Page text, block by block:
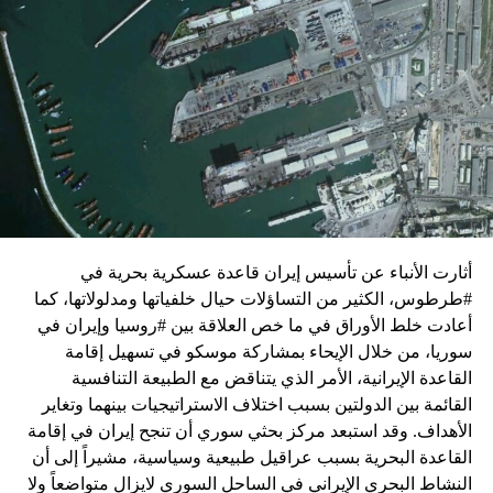
واشنطن للدفع بالمفاوضات والتوصل إلى اتفاق لوقف لإطلاق
النار في غزة.
ويبدو أن نتنياهو استبق زيارة بلينكن لإسرائيل بالتأكيد على أن
الضغوط يجب أن تتوجه إلى حماس، وليس على حكومته.
كما وقال بيان من مكتب نتنياهو إنه مصر على بقاء القوات
الإسرائيلية في محور فيلادلفيا “لمنع الإرهابيين من إعادة
التسلح”.
وفي هذا السياق، قال الكاتب والباحث السياسي الفلسطيني
جمال زقوت في حديث لـ”سكاي نيوز عربية”:
حماس ليست عقبة في المفاوضات وأي حديث من هذا
القبيل تجني على الموقف الفلسطيني.
المعضلة الأساسية هي أن نتنياهو يعرض المجتمع
الإسرائيلي والمنطقة للخطر.
حماس وافقت على الإطار الرئيسي الذي قدمه جو بايدن
أثارت الأنباء عن تأسيس إيران قاعدة عسكرية بحرية في
#طرطوس، الكثير من التساؤلات حيال خلفياتها ومدلولاتها، كما
أعادت خلط الأوراق في ما خص العلاقة بين #روسيا وإيران في
سوريا، من خلال الإيحاء بمشاركة موسكو في تسهيل إقامة
القاعدة الإيرانية، الأمر الذي يتناقض مع الطبيعة التنافسية
القائمة بين الدولتين بسبب اختلاف الاستراتيجيات بينهما وتغاير
الأهداف. وقد استبعد مركز بحثي سوري أن تنجح إيران في إقامة
القاعدة البحرية بسبب عراقيل طبيعية وسياسية، مشيراً إلى أن
النشاط البحري الإيراني في الساحل السوري لايزال متواضعاً ولا